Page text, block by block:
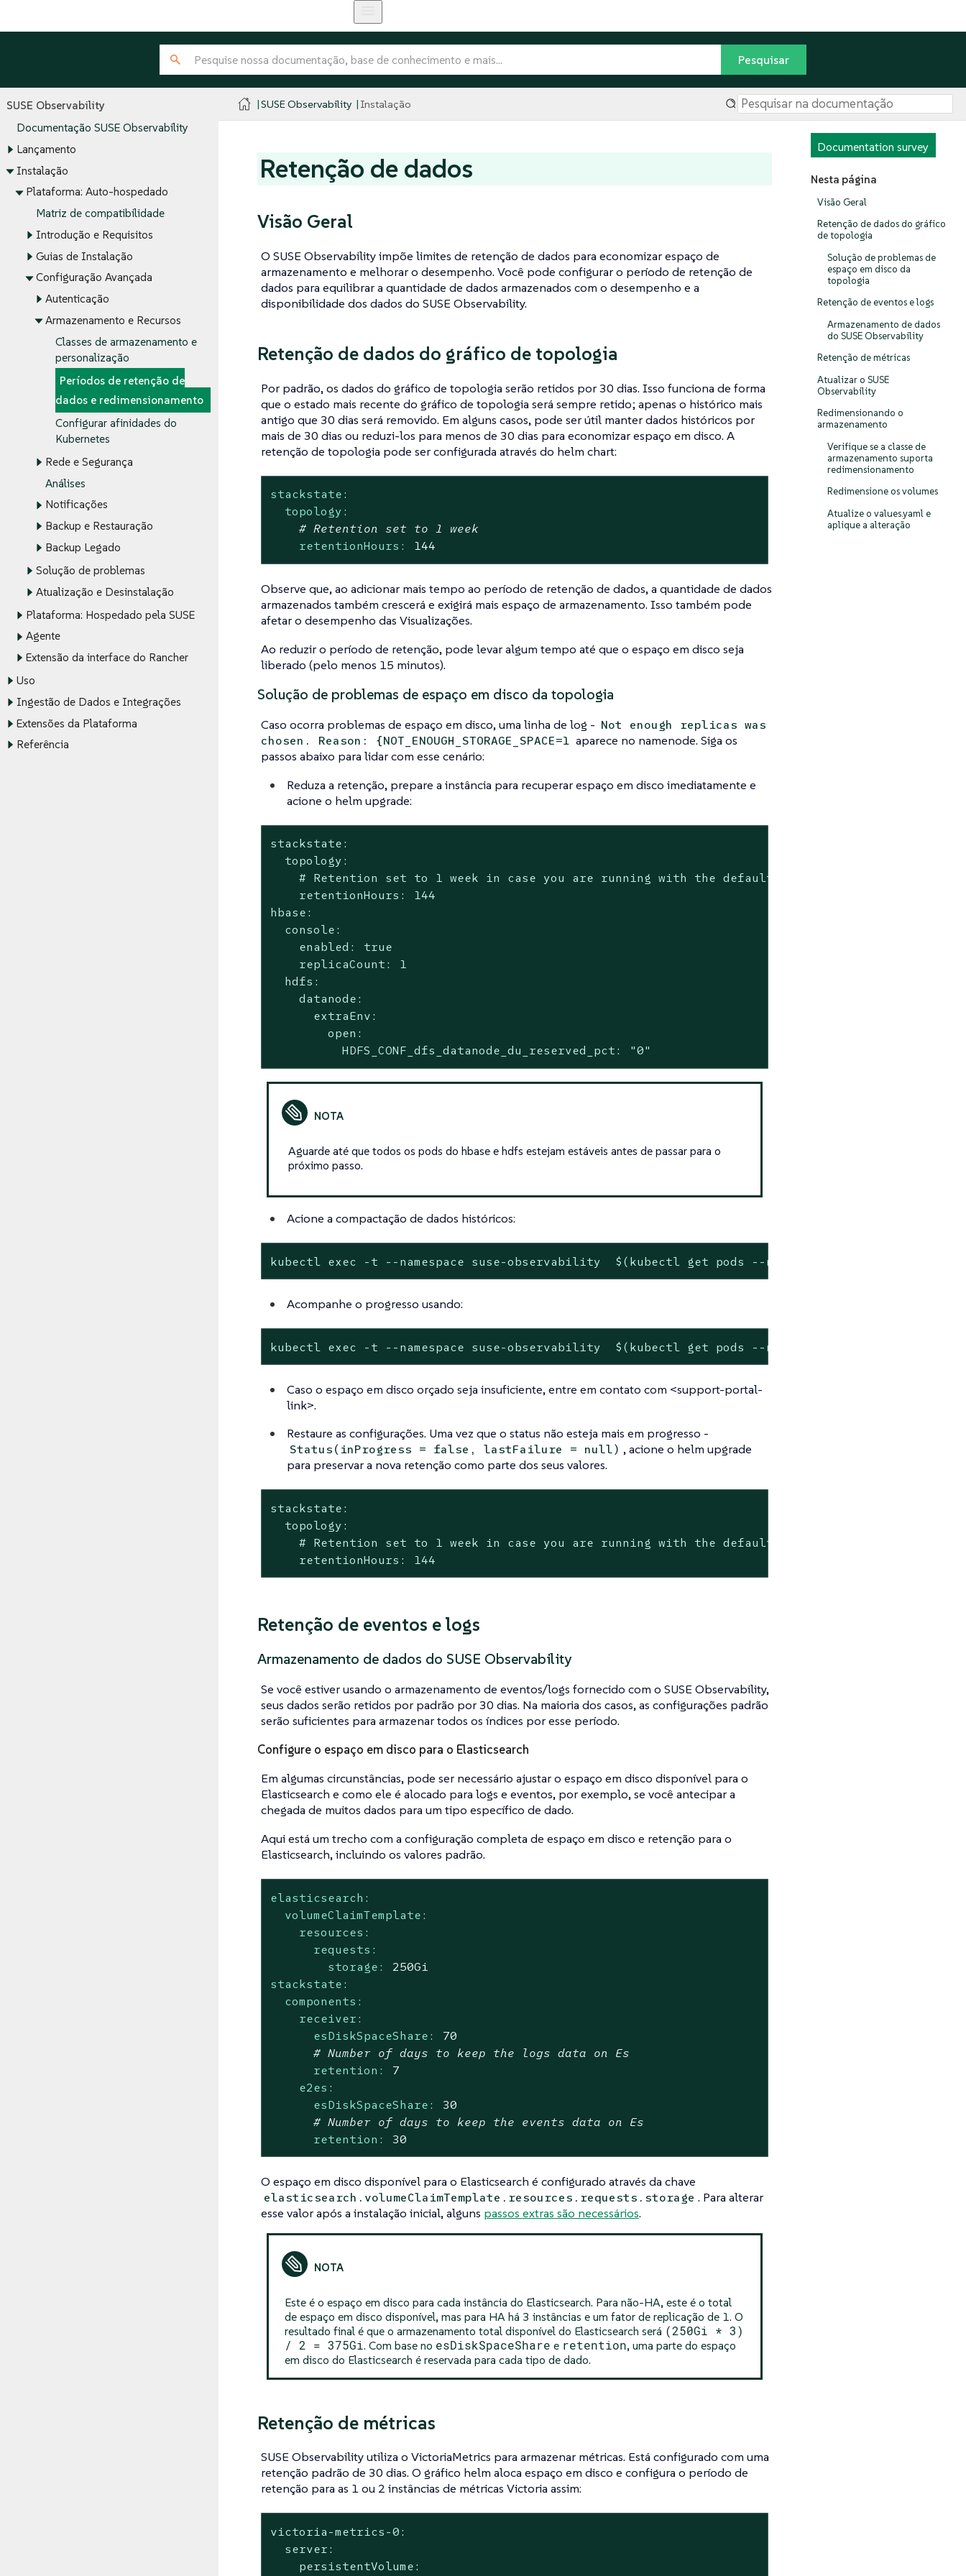
SUSE Observability
Documentação SUSE Observability
Lançamento
Instalação
Plataforma: Auto-hospedado
Matriz de compatibilidade
Introdução e Requisitos
Guias de Instalação
Configuração Avançada
Autenticação
Armazenamento e Recursos
Classes de armazenamento e
personalização
Períodos de retenção de
dados e redimensionamento
Configurar afinidades do
Kubernetes
Rede e Segurança
Análises
Notificações
Backup e Restauração
Backup Legado
Solução de problemas
Atualização e Desinstalação
Plataforma: Hospedado pela SUSE
Agente
Extensão da interface do Rancher
Uso
Ingestão de Dados e Integrações
Extensões da Plataforma
Referência
SUSE Observability Instalação
Documentation survey
Nesta página
Visão Geral
Retenção de dados do gráfico
de topologia
Solução de problemas de
espaço em disco da
topologia
Retenção de eventos e logs
Armazenamento de dados
do SUSE Observability
Retenção de métricas
Atualizar o SUSE
Observability
Redimensionando o
armazenamento
Verifique se a classe de
armazenamento suporta
redimensionamento
Redimensione os volumes
Atualize o values.yaml e
aplique a alteração
Retenção de dados
Visão Geral
O SUSE Observability impõe limites de retenção de dados para economizar espaço de
armazenamento e melhorar o desempenho. Você pode configurar o período de retenção de
dados para equilibrar a quantidade de dados armazenados com o desempenho e a
disponibilidade dos dados do SUSE Observability.
Retenção de dados do gráfico de topologia
Por padrão, os dados do gráfico de topologia serão retidos por 30 dias. Isso funciona de forma
que o estado mais recente do gráfico de topologia será sempre retido; apenas o histórico mais
antigo que 30 dias será removido. Em alguns casos, pode ser útil manter dados históricos por
mais de 30 dias ou reduzi-los para menos de 30 dias para economizar espaço em disco. A
retenção de topologia pode ser configurada através do helm chart:
stackstate:
topology:
# Retention set to 1 week
retentionHours:
144
Observe que, ao adicionar mais tempo ao período de retenção de dados, a quantidade de dados
armazenados também crescerá e exigirá mais espaço de armazenamento. Isso também pode
afetar o desempenho das Visualizações.
Ao reduzir o período de retenção, pode levar algum tempo até que o espaço em disco seja
liberado (pelo menos 15 minutos).
Solução de problemas de espaço em disco da topologia
Caso ocorra problemas de espaço em disco, uma linha de log - Not enough replicas was
chosen. Reason: {NOT_ENOUGH_STORAGE_SPACE=1 aparece no namenode. Siga os
passos abaixo para lidar com esse cenário:
Reduza a retenção, prepare a instância para recuperar espaço em disco imediatamente e
acione o helm upgrade:
stackstate:
  topology:
    # Retention set to 1 week in case you are running with the default 1 month
    retentionHours: 144
hbase:
  console:
    enabled: true
    replicaCount: 1
  hdfs:
    datanode:
      extraEnv:
        open:
          HDFS_CONF_dfs_datanode_du_reserved_pct: "0"
Aguarde até que todos os pods do hbase e hdfs estejam estáveis antes de passar para o
próximo passo.
Acione a compactação de dados históricos:
kubectl exec -t --namespace suse-observability  $(kubectl get pods --namespace suse-
Acompanhe o progresso usando:
kubectl exec -t --namespace suse-observability  $(kubectl get pods --namespace suse-
Caso o espaço em disco orçado seja insuficiente, entre em contato com <support-portal-
link>.
Restaure as configurações. Uma vez que o status não esteja mais em progresso -
Status(inProgress = false, lastFailure = null) , acione o helm upgrade
para preservar a nova retenção como parte dos seus valores.
stackstate:
  topology:
    # Retention set to 1 week in case you are running with the default 1 month
    retentionHours: 144
Retenção de eventos e logs
Armazenamento de dados do SUSE Observability
Se você estiver usando o armazenamento de eventos/logs fornecido com o SUSE Observability,
seus dados serão retidos por padrão por 30 dias. Na maioria dos casos, as configurações padrão
serão suficientes para armazenar todos os índices por esse período.
Configure o espaço em disco para o Elasticsearch
Em algumas circunstâncias, pode ser necessário ajustar o espaço em disco disponível para o
Elasticsearch e como ele é alocado para logs e eventos, por exemplo, se você antecipar a
chegada de muitos dados para um tipo específico de dado.
Aqui está um trecho com a configuração completa de espaço em disco e retenção para o
Elasticsearch, incluindo os valores padrão.
elasticsearch:
volumeClaimTemplate:
resources:
requests:
storage:
250Gi
stackstate:
components:
receiver:
esDiskSpaceShare:
70
# Number of days to keep the logs data on Es
retention:
7
e2es:
esDiskSpaceShare:
30
# Number of days to keep the events data on Es
retention:
30
O espaço em disco disponível para o Elasticsearch é configurado através da chave
elasticsearch.volumeClaimTemplate.resources.requests.storage . Para alterar
esse valor após a instalação inicial, alguns passos extras são necessários.
Este é o espaço em disco para cada instância do Elasticsearch. Para não-HA, este é o total
de espaço em disco disponível, mas para HA há 3 instâncias e um fator de replicação de 1. O
resultado final é que o armazenamento total disponível do Elasticsearch será (250Gi * 3)
/ 2 = 375Gi. Com base no esDiskSpaceShare e retention, uma parte do espaço
em disco do Elasticsearch é reservada para cada tipo de dado.
Retenção de métricas
SUSE Observability utiliza o VictoriaMetrics para armazenar métricas. Está configurado com uma
retenção padrão de 30 dias. O gráfico helm aloca espaço em disco e configura o período de
retenção para as 1 ou 2 instâncias de métricas Victoria assim:
victoria-metrics-0:
  server:
    persistentVolume: